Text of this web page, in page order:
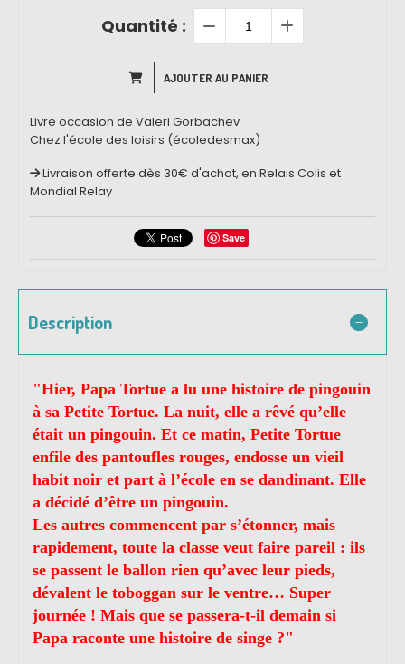
Quantité :
AJOUTER AU PANIER
Livre occasion de Valeri Gorbachev
Chez l'école des loisirs (écoledesmax)
Livraison offerte dès 30€ d'achat, en Relais Colis et
Mondial Relay
Save
Description
"Hier, Papa Tortue a lu une histoire de pingouin
à sa Petite Tortue. La nuit, elle a rêvé qu’elle
était un pingouin. Et ce matin, Petite Tortue
enfile des pantoufles rouges, endosse un vieil
habit noir et part à l’école en se dandinant. Elle
a décidé d’être un pingouin.
Les autres commencent par s’étonner, mais
rapidement, toute la classe veut faire pareil : ils
se passent le ballon rien qu’avec leur pieds,
dévalent le toboggan sur le ventre… Super
journée ! Mais que se passera-t-il demain si
Papa raconte une histoire de singe ?"